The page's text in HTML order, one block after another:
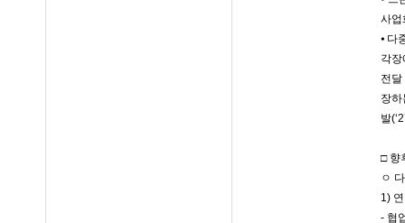
사업
⦁ 다
각
전
장
발
□ 향
ㅇ
1)
- 협